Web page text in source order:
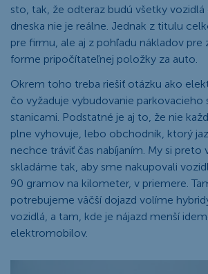
sto, tak, že odteraz budú všetky
dneska nie je reálne. Jednak z titulu
pre firmu, ale aj z pohľadu nákladov pre
forme pripočítateľnej položky za auto.
Okrem toho treba riešiť otázku ako
čo vyžaduje vybudovanie parkovacieho
stanicami. Podstatné je aj to, že nie
plne vyhovuje, lebo obchodník, ktorý
nechce tráviť čas nabíjaním. My si preto
skladáme tak, aby sme nakupovali
90 gramov na kilometer, v priemere.
potrebujeme väčší dojazd volíme
vozidlá, a tam, kde je nájazd menší
elektromobilov.